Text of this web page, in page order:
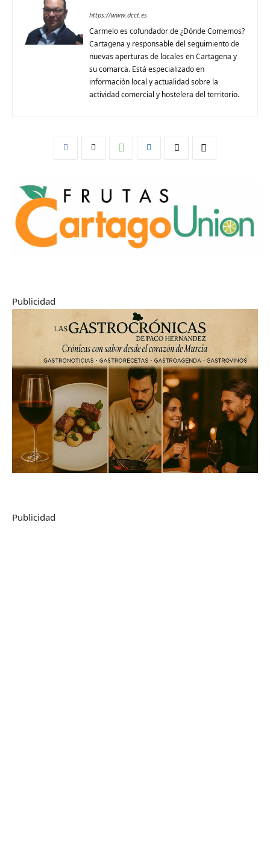
https://www.dcct.es
Carmelo es cofundador de ¿Dónde Comemos?
Cartagena y responsable del seguimiento de
nuevas aperturas de locales en Cartagena y
su comarca. Está especializado en
información local y actualidad sobre la
actividad comercial y hostelera del territorio.
Publicidad
Publicidad